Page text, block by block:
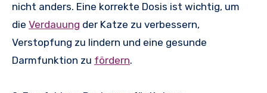
nicht anders. Eine korrekte Dosis ist wichtig, um
die Verdauung der Katze zu verbessern,
Verstopfung zu lindern und eine gesunde
Darmfunktion zu fördern.